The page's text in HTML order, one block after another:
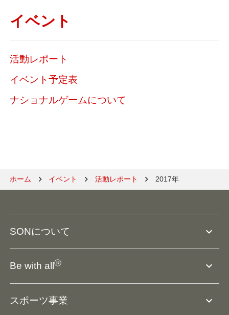
イベント
活動レポート
イベント予定表
ナショナルゲームについて
ホーム イベント 活動レポート 2017年
SONについて expand_more
SO組織について
役員等一覧
Be with allⓇ expand_more
スポーツ事業 expand_more